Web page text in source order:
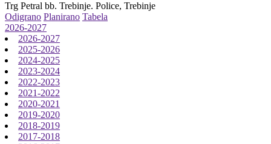
Trg Petral bb. Trebinje. Police, Trebinje
Odigrano Planirano Tabela
2026-2027
2026-2027
2025-2026
2024-2025
2023-2024
2022-2023
2021-2022
2020-2021
2019-2020
2018-2019
2017-2018